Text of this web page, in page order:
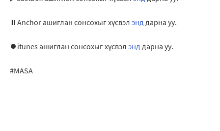
⏸Anchor ашиглан сонсохыг хүсвэл энддарна уу.
⏺itunes ашиглан сонсохыг хүсвэл энддарна уу.
#MASA